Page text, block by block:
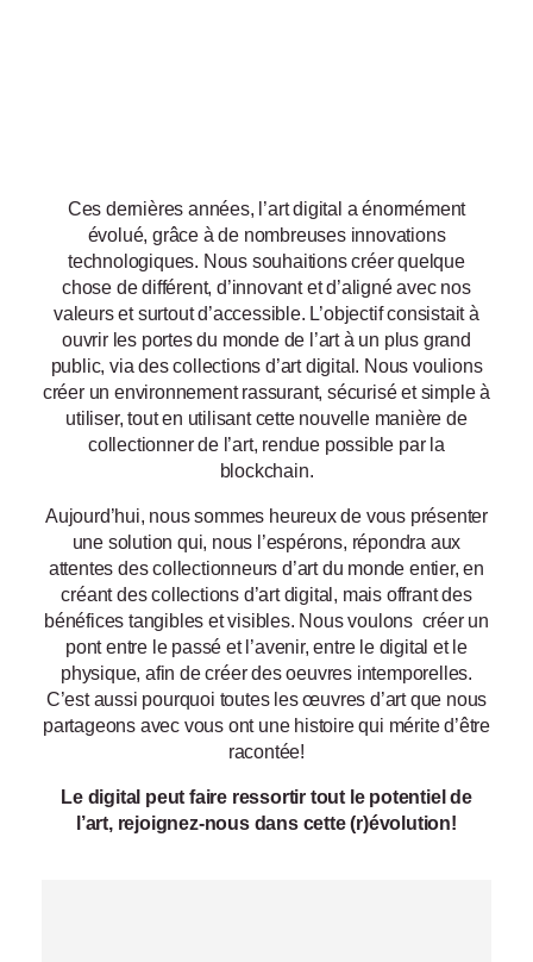
Ces dernières années, l’art digital a énormément
évolué, grâce à de nombreuses innovations
technologiques. Nous souhaitions créer quelque
chose de différent, d’innovant et d’aligné avec nos
valeurs et surtout d’accessible. L’objectif consistait à
ouvrir les portes du monde de l’art à un plus grand
public, via des collections d’art digital. Nous voulions
créer un environnement rassurant, sécurisé et simple à
utiliser, tout en utilisant cette nouvelle manière de
collectionner de l’art, rendue possible par la
blockchain.
Aujourd’hui, nous sommes heureux de vous présenter
une solution qui, nous l’espérons, répondra aux
attentes des collectionneurs d’art du monde entier, en
créant des collections d’art digital, mais offrant des
bénéfices tangibles et visibles. Nous voulons créer un
pont entre le passé et l’avenir, entre le digital et le
physique, afin de créer des oeuvres intemporelles.
C’est aussi pourquoi toutes les œuvres d’art que nous
partageons avec vous ont une histoire qui mérite d’être
racontée!
Le digital peut faire ressortir tout le potentiel de
l’art, rejoignez-nous dans cette (r)évolution!